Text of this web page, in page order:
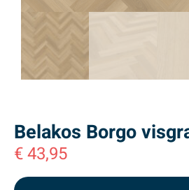
Belakos Borgo
€43,95